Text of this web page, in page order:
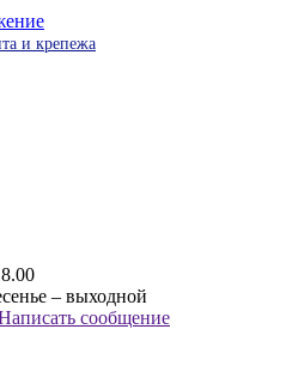
и крепежа
– выходной
сообщение